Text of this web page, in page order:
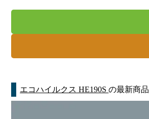
エコハイルクス HE190Sの最新商品